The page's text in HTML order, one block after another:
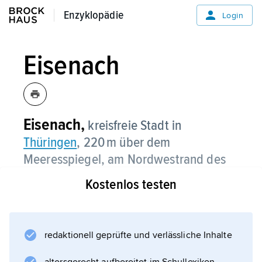
Enzyklopädie
Enzyklopädie Login
Eisenach
Eisenach, kreisfreie Stadt in
Thüringen, 220 m über dem
Meeresspiegel, am Nordwestrand des
Thüringer Waldes, an der Hörsel,
überragt von derWartburg, (2019)
Sitz eines Regionalbischofs der Evangelischen
Kostenlos testen
redaktionell geprüfte und verlässliche Inhalte